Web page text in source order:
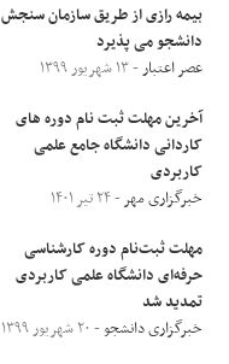
بیمه رازی از طریق سازمان سنجش
دانشجو می پذیرد
عصر اعتبار- ۱۳ شهریور ۱۳۹۹
آخرین مهلت ثبت نام دوره های
کاردانی دانشگاه جامع علمی
کاربردی
خبرگزاری مهر- ۲۴ تیر ۱۴۰۱
مهلت ثبت‌نام دوره کارشناسی
حرفه‌ای دانشگاه علمی کاربردی
تمدید شد
خبرگزاری دانشجو- ۲۰ شهریور ۱۳۹۹